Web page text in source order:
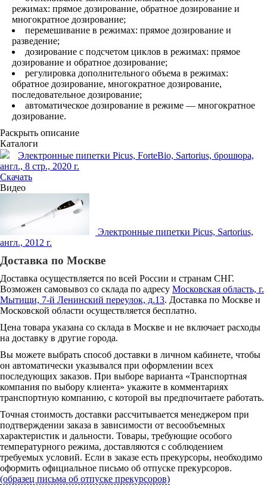
режимах: прямое дозирование, обратное дозирование и
многократное дозирование;
перемешивание в режимах: прямое дозирование и
разведение;
дозирование с подсчетом циклов в режимах: прямое
дозирование и обратное дозирование;
регулировка дополнительного объема в режимах:
обратное дозирование, многократное дозирование,
последовательное дозирование;
автоматическое дозирование в режиме — многократное
дозирование.
Раскрыть описание
Каталоги
Электронные пипетки Picus, ForteBio, Sartorius, брошюра,
англ., 8 стр., 2020 г.
Скачать
Видео
Электронные пипетки Picus, Sartorius,
англ., 2012 г.
Доставка по Москве
Доставка осуществляется по всей России и странам СНГ.
Возможен самовывоз со склада по адресу Московская область, г.
Мытищи, 7-й Ленинский переулок, д.13. Доставка по Москве и
Московской области осуществляется бесплатно.
Цена товара указана со склада в Москве и не включает расходы
на доставку в другие города.
Вы можете выбрать способ доставки в личном кабинете, чтобы
он автоматически указывался при оформлении всех
последующих заказов. При выборе варианта «Транспортная
компания по выбору клиента» укажите в комментариях
транспортную компанию, с которой вы предпочитаете работать.
Точная стоимость доставки рассчитывается менеджером при
подтверждении заказа в зависимости от весообъемных
характеристик и дальности. Товары, требующие особого
температурного режима, доставляются с соблюдением
требуемых условий. Если в заказе есть прекурсоры, необходимо
оформить официальное письмо об отпуске прекурсоров.
(образец письма об отпуске прекурсоров)